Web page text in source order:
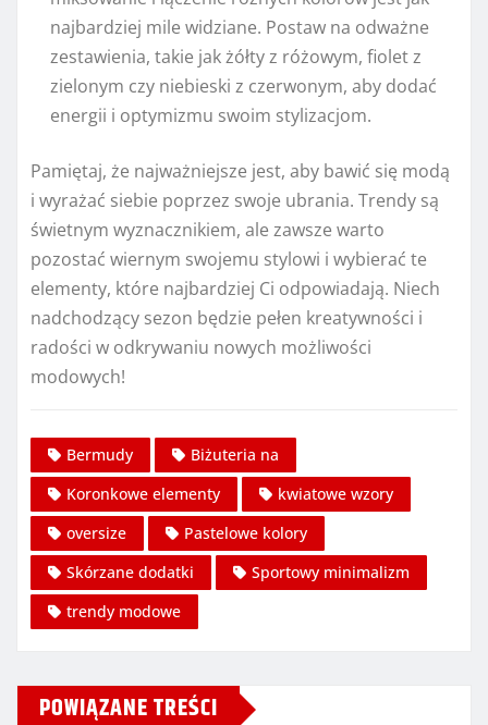
najbardziej mile widziane. Postaw na odważne
zestawienia, takie jak żółty z różowym, fiolet z
zielonym czy niebieski z czerwonym, aby dodać
energii i optymizmu swoim stylizacjom.
Pamiętaj, że najważniejsze jest, aby bawić się modą
i wyrażać siebie poprzez swoje ubrania. Trendy są
świetnym wyznacznikiem, ale zawsze warto
pozostać wiernym swojemu stylowi i wybierać te
elementy, które najbardziej Ci odpowiadają. Niech
nadchodzący sezon będzie pełen kreatywności i
radości w odkrywaniu nowych możliwości
modowych!
Bermudy
Biżuteria na
Koronkowe elementy
kwiatowe wzory
oversize
Pastelowe kolory
Skórzane dodatki
Sportowy minimalizm
trendy modowe
POWIĄZANE TREŚCI